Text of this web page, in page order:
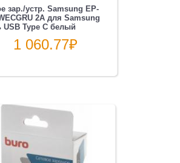
зар./устр. Samsung EP-
2A для Samsung
USB Type C белый
1 060.77₽